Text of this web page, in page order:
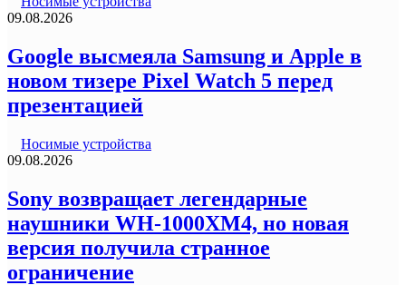
09.08.2026
Google высмеяла Samsung и Apple в
новом тизере Pixel Watch 5 перед
презентацией
Носимые устройства
09.08.2026
Sony возвращает легендарные
наушники WH-1000XM4, но новая
версия получила странное
ограничение